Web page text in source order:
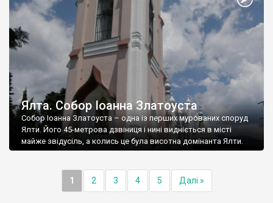
Ялта. Собор Іоанна Златоуста
Собор Іоанна Златоуста – одна із перших мурованих споруд
Ялти. Його 45-метрова дзвіниця і нині видніється в місті
майже звідусіль, а колись це була висотна домінанта Ялти.
1 2 3 4 5 Далі »